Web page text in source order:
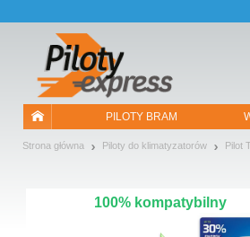
PILOTY BRAM
Strona główna Piloty do klimatyzatorów Pilot
100% kompatybilny